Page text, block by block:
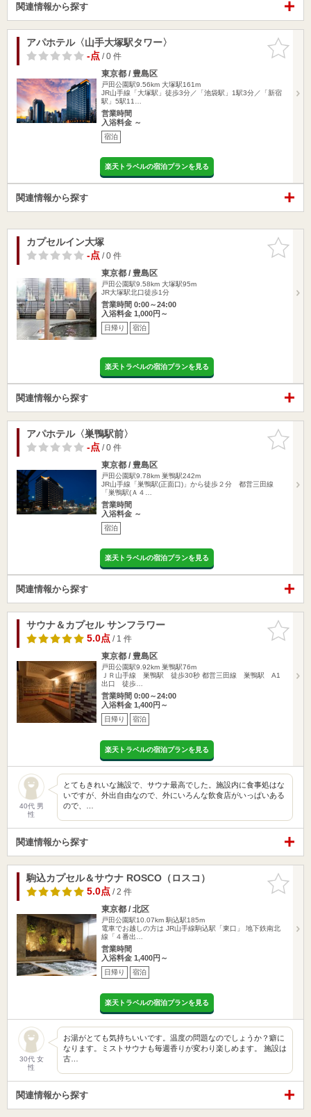
関連情報から探す
お気に入
りに追加
アパホテル〈山手大塚駅タワー〉
-点/ 0 件
東京都 / 豊島区
戸田公園駅9.56km 大塚駅161m
JR山手線「大塚駅」徒歩3分／「池袋駅」1駅3分／「新宿
駅」5駅11…
営業時間
入浴料金 ～
宿泊
楽天トラベルの宿泊プランを見る
関連情報から探す
お気に入
りに追加
カプセルイン大塚
-点/ 0 件
東京都 / 豊島区
戸田公園駅9.58km 大塚駅95m
JR大塚駅北口徒歩1分
営業時間 0:00～24:00
入浴料金 1,000円～
日帰り 宿泊
楽天トラベルの宿泊プランを見る
関連情報から探す
お気に入
りに追加
アパホテル〈巣鴨駅前〉
-点/ 0 件
東京都 / 豊島区
戸田公園駅9.78km 巣鴨駅242m
JR山手線「巣鴨駅(正面口)」から徒歩２分 都営三田線
「巣鴨駅(Ａ４…
営業時間
入浴料金 ～
宿泊
楽天トラベルの宿泊プランを見る
関連情報から探す
お気に入
りに追加
サウナ＆カプセル サンフラワー
5.0点/ 1 件
東京都 / 豊島区
戸田公園駅9.92km 巣鴨駅76m
ＪＲ山手線 巣鴨駅 徒歩30秒 都営三田線 巣鴨駅 A1
出口 徒歩…
営業時間 0:00～24:00
入浴料金 1,400円～
日帰り 宿泊
楽天トラベルの宿泊プランを見る
40代 男
性
とてもきれいな施設で、サウナ最高でした。施設内に食事処はな
いですが、外出自由なので、外にいろんな飲食店がいっぱいある
ので、…
関連情報から探す
お気に入
りに追加
駒込カプセル＆サウナ ROSCO（ロスコ）
5.0点/ 2 件
東京都 / 北区
戸田公園駅10.07km 駒込駅185m
電車でお越しの方は JR山手線駒込駅「東口」 地下鉄南北
線「４番出…
営業時間
入浴料金 1,400円～
日帰り 宿泊
楽天トラベルの宿泊プランを見る
30代 女
性
お湯がとても気持ちいいです。温度の問題なのでしょうか？癖に
なります。ミストサウナも毎週香りが変わり楽しめます。 施設は
古…
関連情報から探す